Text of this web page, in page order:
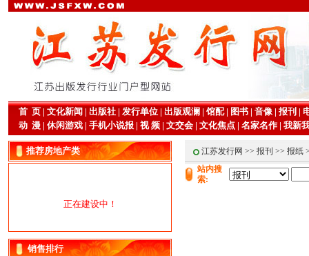
首 页| 文化新闻 | 出版社| 发行单位| 出版观澜 | 馆配| 图书| 音像| 报刊 |
动 漫| 休闲游戏| 手机小说报| 视 频| 文交会| 文化焦点| 名家名作| 我新
推荐房地产类
正在建设中！
销售排行
江苏发行网 >> 报刊 >> 报纸
站内搜
索: